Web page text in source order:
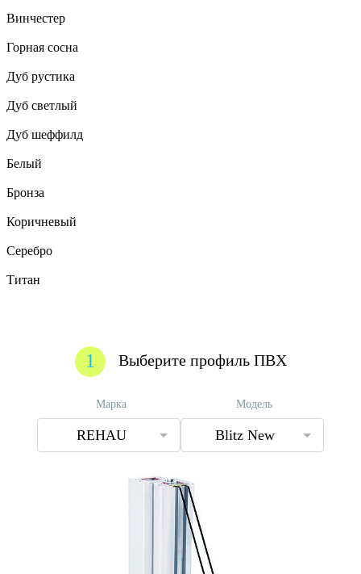
Винчестер
Горная сосна
Дуб рустика
Дуб светлый
Дуб шеффилд
Белый
Бронза
Коричневый
Серебро
Титан
1 Выберите профиль ПВХ
Марка
REHAU
Модель
Blitz New